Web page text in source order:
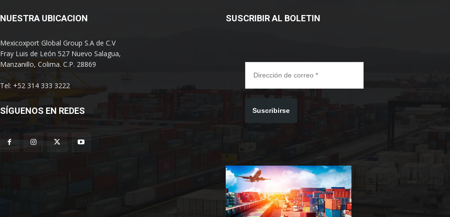
NUESTRA UBICACION
Mexicoxport Global Group S.A de C.V
Fray Luis de León 527 Nuevo Salagua,
Manzanillo, Colima. C.P. 28869
Tel: +52 314 333 3222
SÍGUENOS EN REDES
SUSCRIBIR AL BOLETIN
Suscribirse